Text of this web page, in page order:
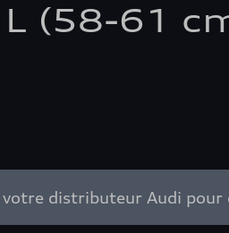
(58-61
votre distributeur Audi pour